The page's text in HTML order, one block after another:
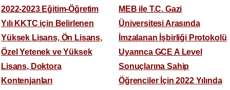
2022-2023 Eğitim-Öğretim
Yılı KKTC için Belirlenen
Yüksek Lisans, Ön Lisans,
Özel Yetenek ve Yüksek
Lisans, Doktora
Kontenjanları
MEB ile T.C. Gazi
Üniversitesi Arasında
İmzalanan İşbirliği Protokolü
Uyarınca GCE A Level
Sonuçlarına Sahip
Öğrenciler İçin 2022 Yılında